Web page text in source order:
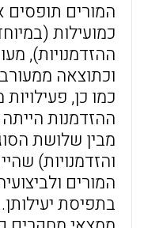
המורים תופסים
כמועילות
ההזדמנויות),
וכתוצאה
כמו כן,
ההזדמנות
מבין שלושת
והזדמנויות)
המורים
בתפיסת